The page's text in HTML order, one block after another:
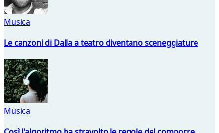
Musica
Le canzoni di Dalla a teatro diventano sceneggiature
Musica